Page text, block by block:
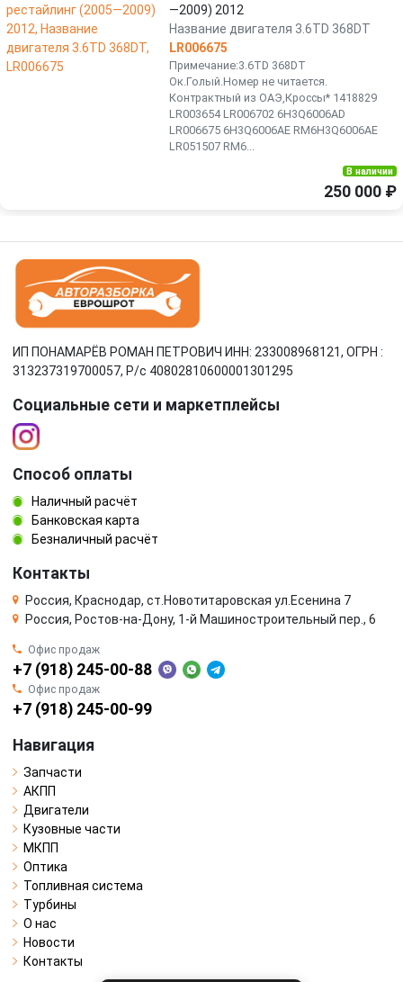
—2009) 2012
Название двигателя 3.6TD 368DT
LR006675
Примечание:3.6TD 368DT
Ок.Голый.Номер не читается.
Контрактный из ОАЭ,Кроссы* 1418829
LR003654 LR006702 6Н3Q6006АD
LR006675 6H3Q6006AЕ RM6Н3Q6006AЕ
LR051507 RМ6...
В наличии
250 000 ₽
ИП ПОНАМАРЁВ РОМАН ПЕТРОВИЧ ИНН: 233008968121, ОГРН :
313237319700057, Р/c 40802810600001301295
Социальные сети и маркетплейсы
Способ оплаты
Наличный расчёт
Банковская карта
Безналичный расчёт
Контакты
Россия, Краснодар, ст.Новотитаровская ул.Есенина 7
Россия, Ростов-на-Дону, 1-й Машиностроительный пер., 6
Офис продаж
+7 (918) 245-00-88
Офис продаж
+7 (918) 245-00-99
Навигация
Запчасти
АКПП
Двигатели
Кузовные части
МКПП
Оптика
Топливная система
Турбины
О нас
Новости
Контакты